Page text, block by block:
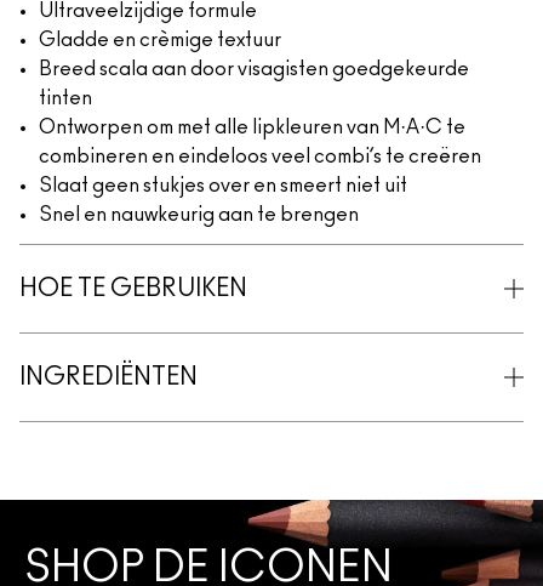
Ultraveelzijdige formule
Gladde en crèmige textuur
Breed scala aan door visagisten goedgekeurde
tinten
Ontworpen om met alle lipkleuren van M·A·C te
combineren en eindeloos veel combi’s te creëren
Slaat geen stukjes over en smeert niet uit
Snel en nauwkeurig aan te brengen
HOE TE GEBRUIKEN
INGREDIËNTEN
SHOP DE ICONEN